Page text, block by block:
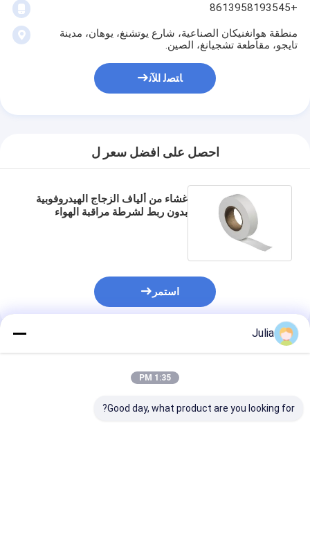
+8613958193545
منطقة هوانغنيكان الصناعية، شارع يوتشنغ، يوهان، مدينة
تايجو، مقاطعة تشجيانغ، الصين.
ﺎﺘﺼﻟ ﺍﻶﻧ
احصل على افضل سعر ل
غشاء من ألياف الزجاج الهيدروفوبية
بدون ربط لشرطة مراقبة الهواء
استمر
المنتجات الموصى بها
Julia
1:35 PM
Good day, what product are you looking for?